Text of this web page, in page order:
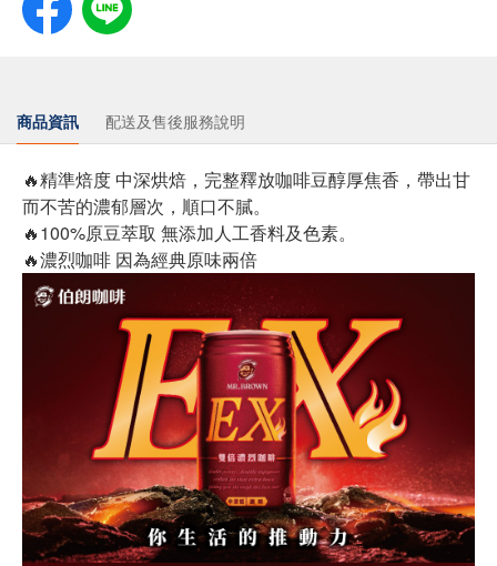
商品資訊 配送及售後服務說明
🔥精準焙度 中深烘焙，完整釋放咖啡豆醇厚焦香，帶出甘
而不苦的濃郁層次，順口不膩。
🔥100%原豆萃取 無添加人工香料及色素。
🔥濃烈咖啡 因為經典原味兩倍